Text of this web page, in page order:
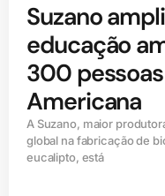
Suzano
educação
300
Americana
A Suzano, maior
global na fabricação de
eucalipto, está